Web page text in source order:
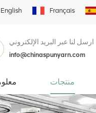
English Français
ارسل لنا عبر البريد الإلكتروني
info@chinaspunyarn.com
منتجات